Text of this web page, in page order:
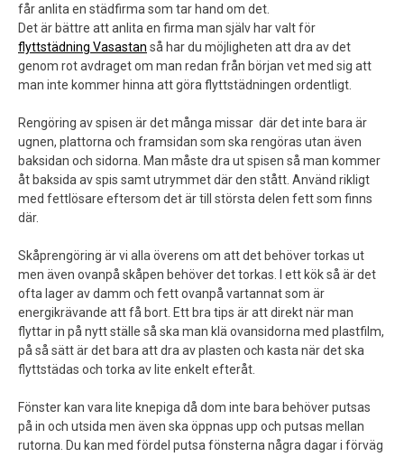
får anlita en städfirma som tar hand om det.
Det är bättre att anlita en firma man själv har valt för
flyttstädning Vasastan så har du möjligheten att dra av det
genom rot avdraget om man redan från början vet med sig att
man inte kommer hinna att göra flyttstädningen ordentligt.
Rengöring av spisen är det många missar där det inte bara är
ugnen, plattorna och framsidan som ska rengöras utan även
baksidan och sidorna. Man måste dra ut spisen så man kommer
åt baksida av spis samt utrymmet där den stått. Använd rikligt
med fettlösare eftersom det är till största delen fett som finns
där.
Skåprengöring är vi alla överens om att det behöver torkas ut
men även ovanpå skåpen behöver det torkas. I ett kök så är det
ofta lager av damm och fett ovanpå vartannat som är
energikrävande att få bort. Ett bra tips är att direkt när man
flyttar in på nytt ställe så ska man klä ovansidorna med plastfilm,
på så sätt är det bara att dra av plasten och kasta när det ska
flyttstädas och torka av lite enkelt efteråt.
Fönster kan vara lite knepiga då dom inte bara behöver putsas
på in och utsida men även ska öppnas upp och putsas mellan
rutorna. Du kan med fördel putsa fönsterna några dagar i förväg